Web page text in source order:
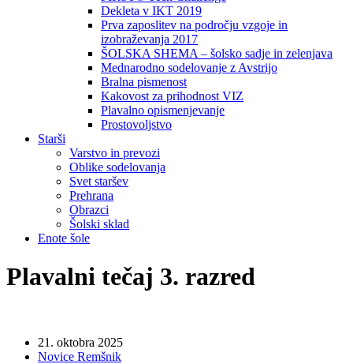
Dekleta v IKT 2019
Prva zaposlitev na področju vzgoje in
izobraževanja 2017
ŠOLSKA SHEMA – šolsko sadje in zelenjava
Mednarodno sodelovanje z Avstrijo
Bralna pismenost
Kakovost za prihodnost VIZ
Plavalno opismenjevanje
Prostovoljstvo
Starši
Varstvo in prevozi
Oblike sodelovanja
Svet staršev
Prehrana
Obrazci
Šolski sklad
Enote šole
Plavalni tečaj 3. razred
21. oktobra 2025
Novice Remšnik